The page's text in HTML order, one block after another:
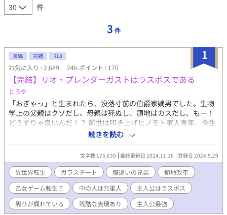
件
3 件
1
長編 完結 R18
お気に入り : 2,689 24h.ポイント : 170
【完結】リオ・プレンダーガストはラスボスである
とうや
「おぎゃっ」と生まれたら、没落寸前の伯爵家嫡男でした。生物
学上の父親はクソだし、母親は死ぬし、領地はカスだし、もー！
どうすりゃ良いんだ！？ 前世は叩き上げヒノモト軍人青年、今生
は天使のような美少年の主人公が、自分ではしょぼいと思ってる
ガラスチートで頑張ります。 基本は兄(腹違い)×弟(主人)。
******************** ATTENTION ********************
＊ 閲覧、ブクマ、いいね、感想、エール、ありがとうございま
す！励みになります！ ＊ 誤字脱字報告、ありがとうございま
す！感想が入ってなければ修正してそっと削除します。 ＊ 美オ
ッサン×ゴツいオッサンとかあります。笑って許せる方のみお願
いします。 ＊ ガラス知識は意外といい加減です。ツッコミ不要
で。
続きを読む
文字数 175,639 最終更新日 2024.11.16 登録日 2024.5.29
異世界転生 ガラスチート 腹違いの兄弟
領地改革
乙女ゲーム転生？
中の人は元軍人
主人公はラスボス
周りが爛れている
残酷な表現あり 主人公最強